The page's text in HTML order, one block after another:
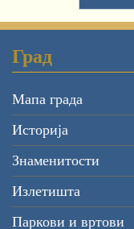
Град
Мапа града
Историја
Знаменитости
Излетишта
Паркови и вртови